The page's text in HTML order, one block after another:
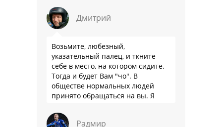
Дмитрий
Возьмите, любезный,
указательный палец, и ткните
себе в место, на котором сидите.
Тогда и будет Вам "чо". В
обществе нормальных людей
принято обращаться на вы. Я
Радмир